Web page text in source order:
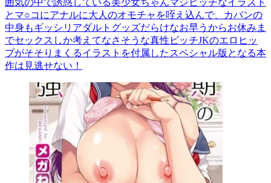
とマ○コにアナルに大人のオモチャを咥え込んで、カバンの
中身もギッシリアダルトグッズだらけなお早うからお休みま
でセックスしか考えてなさそうな真性ビッチJKのエロヒッ
プがそそりまくるイラストを付属したスペシャル版となる本
作は見逃せない！